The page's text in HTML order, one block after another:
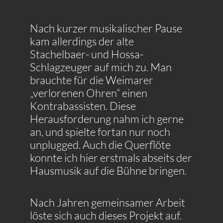
Nach kurzer musikalischer Pause
kam allerdings der alte
Stachelbaer- und Hossa-
Schlagzeuger auf mich zu. Man
brauchte für die Weimarer
„verlorenen Ohren“ einen
Kontrabassisten. Diese
Herausforderung nahm ich gerne
an, und spielte fortan nur noch
unplugged. Auch die Querflöte
konnte ich hier erstmals abseits der
Hausmusik auf die Bühne bringen.
Nach Jahren gemeinsamer Arbeit
löste sich auch dieses Projekt auf.